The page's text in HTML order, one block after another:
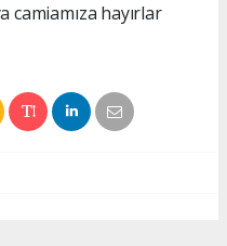
camiamıza hayırlar